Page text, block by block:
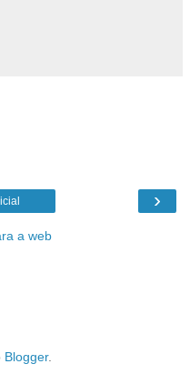
›
a web
Blogger.